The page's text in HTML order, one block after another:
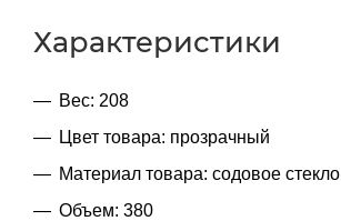
Характеристики
Вес: 208
Цвет товара: прозрачный
Материал товара: содовое стекло
Объем: 380